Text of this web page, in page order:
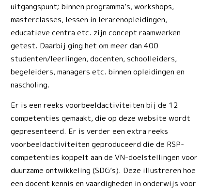
uitgangspunt; binnen programma’s, workshops,
masterclasses, lessen in lerarenopleidingen,
educatieve centra etc. zijn concept raamwerken
getest. Daarbij ging het om meer dan 400
studenten/leerlingen, docenten, schoolleiders,
begeleiders, managers etc. binnen opleidingen en
nascholing.
Er is een reeks voorbeeldactiviteiten bij de 12
competenties gemaakt, die op deze website wordt
gepresenteerd. Er is verder een extra reeks
voorbeeldactiviteiten geproduceerd die de RSP-
competenties koppelt aan de VN-doelstellingen voor
duurzame ontwikkeling (SDG’s). Deze illustreren hoe
een docent kennis en vaardigheden in onderwijs voor